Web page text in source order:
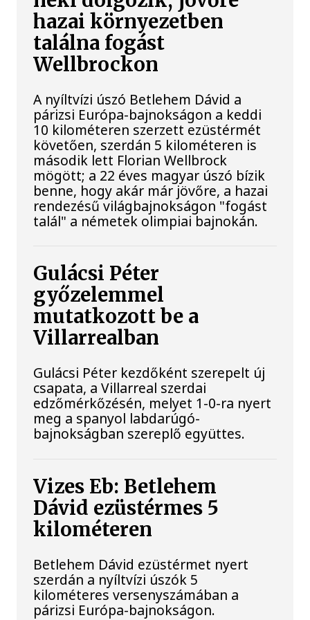
hazai környezetben
találna fogást
Wellbrockon
A nyíltvízi úszó Betlehem Dávid a
párizsi Európa-bajnokságon a keddi
10 kilométeren szerzett ezüstérmét
követően, szerdán 5 kilométeren is
második lett Florian Wellbrock
mögött; a 22 éves magyar úszó bízik
benne, hogy akár már jövőre, a hazai
rendezésű világbajnokságon "fogást
talál" a németek olimpiai bajnokán.
Gulácsi Péter
győzelemmel
mutatkozott be a
Villarrealban
Gulácsi Péter kezdőként szerepelt új
csapata, a Villarreal szerdai
edzőmérkőzésén, melyet 1-0-ra nyert
meg a spanyol labdarúgó-
bajnokságban szereplő együttes.
Vizes Eb: Betlehem
Dávid ezüstérmes 5
kilométeren
Betlehem Dávid ezüstérmet nyert
szerdán a nyíltvízi úszók 5
kilométeres versenyszámában a
párizsi Európa-bajnokságon.